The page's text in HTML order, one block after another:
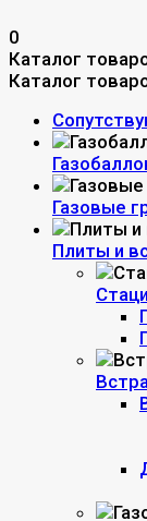
0
Каталог
Каталог
Газовые
Плиты и